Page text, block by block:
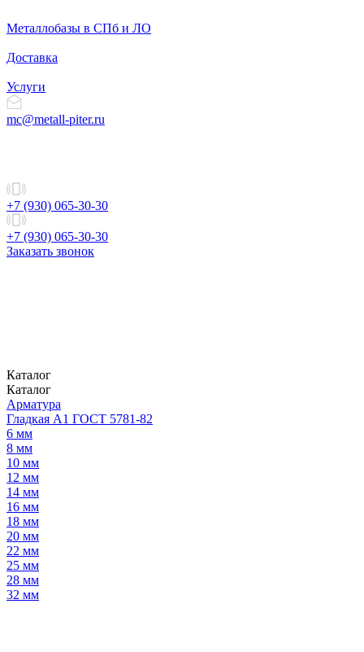
Металлобазы в СПб и ЛО
Доставка
Услуги
mc@metall-piter.ru
+7 (930) 065-30-30
+7 (930) 065-30-30
Заказать звонок
Каталог
Каталог
Арматура
Гладкая А1 ГОСТ 5781-82
6 мм
8 мм
10 мм
12 мм
14 мм
16 мм
18 мм
20 мм
22 мм
25 мм
28 мм
32 мм